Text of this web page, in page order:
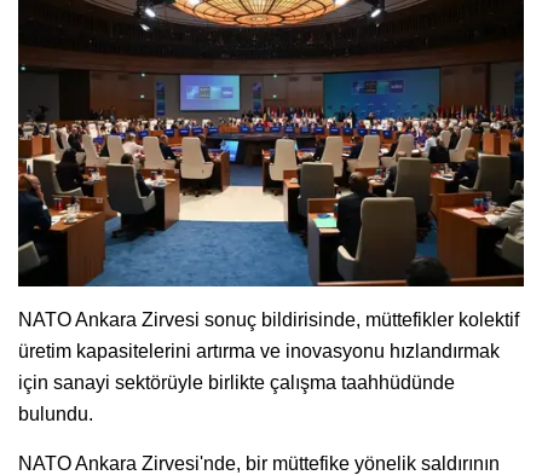
NATO Ankara Zirvesi sonuç bildirisinde, müttefikler kolektif
üretim kapasitelerini artırma ve inovasyonu hızlandırmak
için sanayi sektörüyle birlikte çalışma taahhüdünde
bulundu.
NATO Ankara Zirvesi'nde, bir müttefike yönelik saldırının